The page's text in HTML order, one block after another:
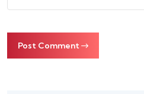
Post Comment